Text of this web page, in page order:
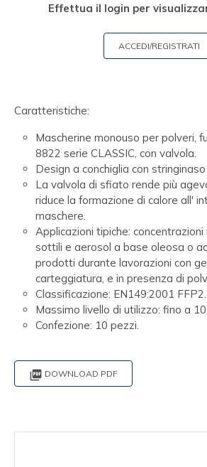
Effettua il login per
ACCEDI/REGISTRATI
Caratteristiche:
Mascherine monouso per polveri,
8822 serie CLASSIC, con valvola.
Design a conchiglia con
La valvola di sfiato rende più
riduce la formazione di calore all'
maschere.
Applicazioni tipiche:
sottili e aerosol a base oleosa o
prodotti durante lavorazioni con
carteggiatura, e in presenza di
Classificazione: EN149:2001 FFP2.
Massimo livello di utilizzo: fino a
Confezione: 10 pezzi.
 DOWNLOAD PDF